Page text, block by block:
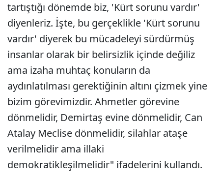
tartıştığı dönemde biz, 'Kürt sorunu vardır'
diyenleriz. İşte, bu gerçeklikle 'Kürt sorunu
vardır' diyerek bu mücadeleyi sürdürmüş
insanlar olarak bir belirsizlik içinde değiliz
ama izaha muhtaç konuların da
aydınlatılması gerektiğinin altını çizmek yine
bizim görevimizdir. Ahmetler görevine
dönmelidir, Demirtaş evine dönmelidir, Can
Atalay Meclise dönmelidir, silahlar ataşe
verilmelidir ama illaki
demokratikleşilmelidir" ifadelerini kullandı.